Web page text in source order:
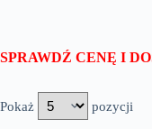
SPRAWDŹ CENĘ I
Pokaż pozycji